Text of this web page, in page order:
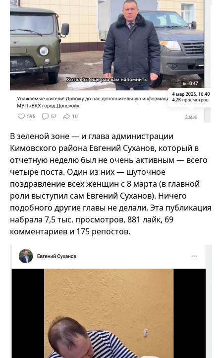
В зеленой зоне — и глава администрации
Кимовского района Евгений Суханов, который в
отчетную неделю был не очень активным — всего
четыре поста. Один из них — шуточное
поздравление всех женщин с 8 марта (в главной
роли выступил сам Евгений Суханов). Ничего
подобного другие главы не делали. Эта публикация
набрала 7,5 тыс. просмотров, 881 лайк, 69
комментариев и 175 репостов.